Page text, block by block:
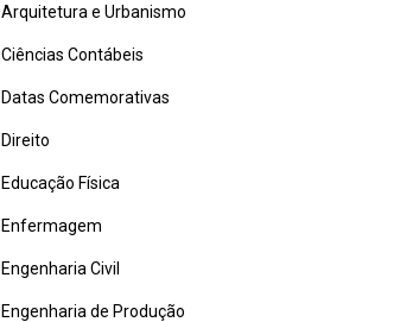
Arquitetura e Urbanismo
Ciências Contábeis
Datas Comemorativas
Direito
Educação Física
Enfermagem
Engenharia Civil
Engenharia de Produção